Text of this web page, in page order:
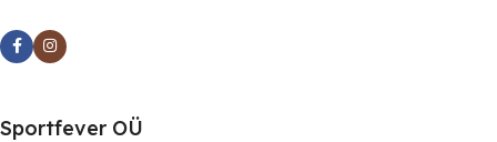
Sportfever OÜ